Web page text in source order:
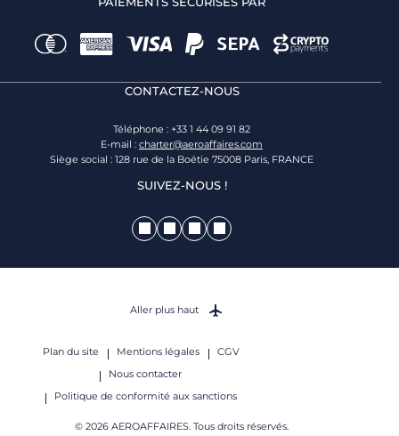
CONTACTEZ-NOUS
Téléphone : +33 1 44 09 91 82
E-mail : charter@aeroaffaires.com
Siège social : 128 rue de la Boétie 75008 Paris, FRANCE
SUIVEZ-NOUS !
Plan du site Mentions légales
CGV
Nous contacter
Politique de conformité aux sanctions
© 2026 AEROAFFAIRES. Tous droits réservés.
Aller plus haut